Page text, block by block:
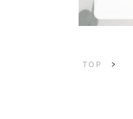
TOP >